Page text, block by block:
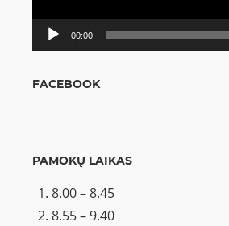
00:00
FACEBOOK
PAMOKŲ LAIKAS
8.00 – 8.45
8.55 – 9.40